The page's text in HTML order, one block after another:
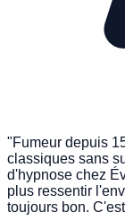
"Fumeur depuis
classiques sans
d'hypnose chez
plus ressentir
toujours bon.